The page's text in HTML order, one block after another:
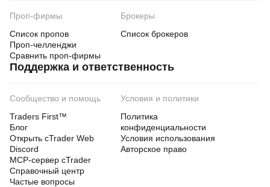
Проп-фирмы
Список пропов
Проп-челленджи
Сравнить проп-фирмы
Брокеры
Список брокеров
Поддержка и ответственность
Сообщество и помощь
Traders First™
Блог
Открыть cTrader Web
Discord
MCP-сервер cTrader
Справочный центр
Частые вопросы
Условия и политики
Политика
конфиденциальности
Условия использования
Авторское право